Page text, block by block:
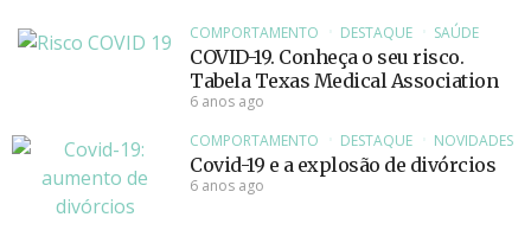
COMPORTAMENTO DESTAQUE SAÚDE
COVID-19. Conheça o seu risco.
Tabela Texas Medical Association
6 anos ago
COMPORTAMENTO
DESTAQUE NOVIDADES
Covid-19 e a explosão de divórcios
6 anos ago